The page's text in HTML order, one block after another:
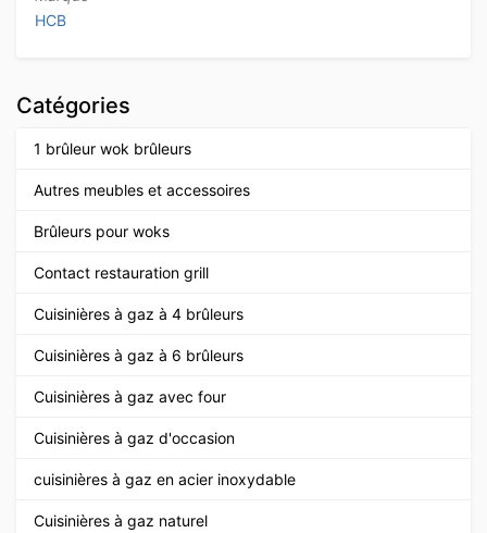
HCB
Catégories
1 brûleur wok brûleurs
Autres meubles et accessoires
Brûleurs pour woks
Contact restauration grill
Cuisinières à gaz à 4 brûleurs
Cuisinières à gaz à 6 brûleurs
Cuisinières à gaz avec four
Cuisinières à gaz d'occasion
cuisinières à gaz en acier inoxydable
Cuisinières à gaz naturel